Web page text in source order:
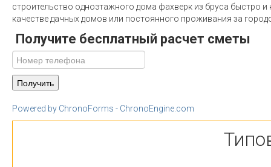
строительство одноэтажного дома фахверк из бруса быстро
качестве дачных домов или постоянного проживания за
Получите бесплатный расчет сметы
Powered by ChronoForms - ChronoEngine.com